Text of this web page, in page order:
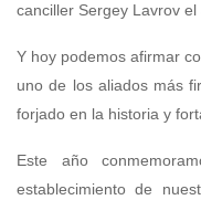
canciller Sergey Lavrov el
Y hoy podemos afirmar
uno de los aliados más
forjado en la historia y
Este año
establecimiento de